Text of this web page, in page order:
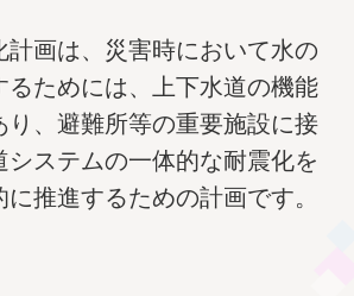
計画は、災害時において水の
るためには、上下水道の機能
り、避難所等の重要施設に接
システムの一体的な耐震化を
推進するための計画です。